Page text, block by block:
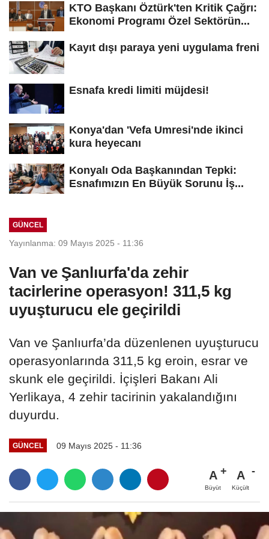
KTO Başkanı Öztürk'ten Kritik Çağrı:
Ekonomi Programı Özel Sektörün...
Kayıt dışı paraya yeni uygulama freni
Esnafa kredi limiti müjdesi!
Konya'dan 'Vefa Umresi'nde ikinci
kura heyecanı
Konyalı Oda Başkanından Tepki:
Esnafımızın En Büyük Sorunu İş...
GÜNCEL
Yayınlanma: 09 Mayıs 2025 - 11:36
Van ve Şanlıurfa'da zehir
tacirlerine operasyon! 311,5 kg
uyuşturucu ele geçirildi
Van ve Şanlıurfa’da düzenlenen uyuşturucu
operasyonlarında 311,5 kg eroin, esrar ve
skunk ele geçirildi. İçişleri Bakanı Ali
Yerlikaya, 4 zehir tacirinin yakalandığını
duyurdu.
GÜNCEL 09 Mayıs 2025 - 11:36
A
Büyüt
A
Küçült